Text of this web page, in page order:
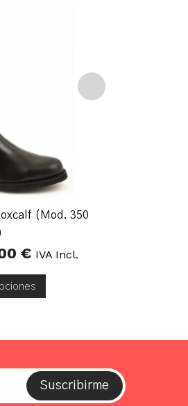
(Mod. 350
€Rango
Precios:
Desde
150,00 €
IVA Incl.
Suscribirme